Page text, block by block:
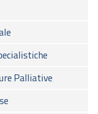
Palliative